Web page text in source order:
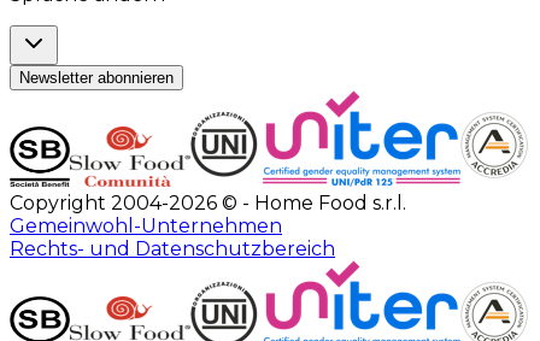
Newsletter abonnieren
Copyright 2004-2026 © - Home Food s.r.l.
Gemeinwohl-Unternehmen
Rechts- und Datenschutzbereich